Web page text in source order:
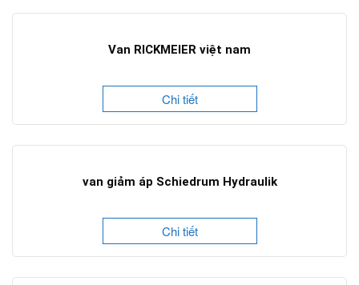
Van RICKMEIER việt nam
Chi tiết
van giảm áp Schiedrum Hydraulik
Chi tiết